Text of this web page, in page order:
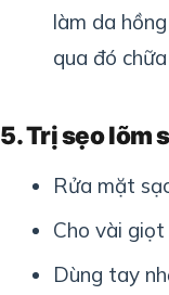
làm da
qua đó
5. Trị sẹo lõm
Rửa mặt
Cho vài
Dùng tay